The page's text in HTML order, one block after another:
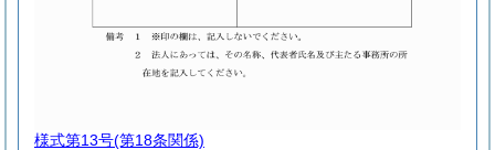
様式第13号(第18条関係)